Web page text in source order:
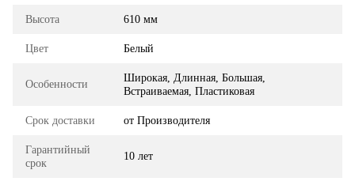
Высота 610 мм
Цвет Белый
Особенности
Широкая, Длинная, Большая,
Встраиваемая, Пластиковая
Срок доставки от Производителя
Гарантийный
срок
10 лет